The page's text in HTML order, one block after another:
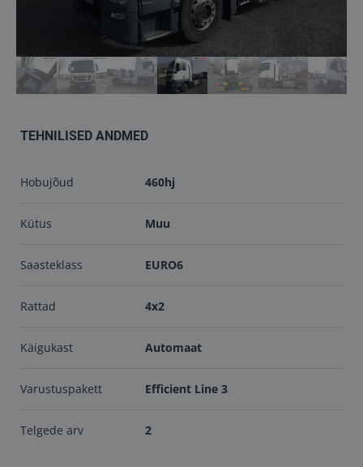
info@keilma.ee
+372 605 2000
ET
TEHNILISED ANDMED
Hobujõud 460hj
Kütus Muu
Saasteklass EURO6
Rattad 4x2
Käigukast Automaat
Varustuspakett Efficient Line 3
Telgede arv 2